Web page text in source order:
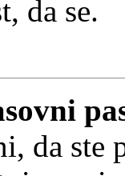
da se.
da